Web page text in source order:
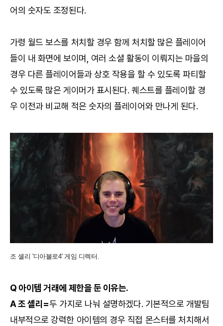
어의 숫자도 조정된다.
가령 월드 보스를 처치할 경우 함께 처치할 많은 플레이어
들이 내 화면에 보이며, 여러 소셜 활동이 이뤄지는 마을의
경우 다른 플레이어들과 상호 작용을 할 수 있도록 파티할
수 있도록 많은 게이머가 표시된다. 퀘스트를 플레이할 경
우 이전과 비교해 적은 숫자의 플레이어와 만나게 된다.
조 셸리 '디아블로4' 게임 디렉터.
Q 아이템 거래에 제한을 둔 이유는.
A 조 셸리=두 가지로 나눠 설명하겠다. 기본적으로 개발팀
내부적으로 강력한 아이템의 경우 직접 몬스터를 처치해서